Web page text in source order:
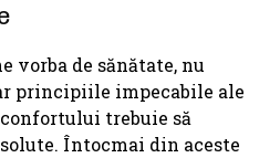
vorba de sănătate, nu
principiile impecabile ale
trebuie să
Întocmai din aceste